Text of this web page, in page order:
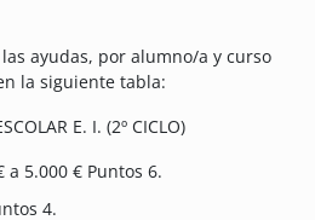
ayudas, por alumno/a y curso
la siguiente tabla:
E. I. (2º CICLO)
a 5.000 € Puntos 6.
4.